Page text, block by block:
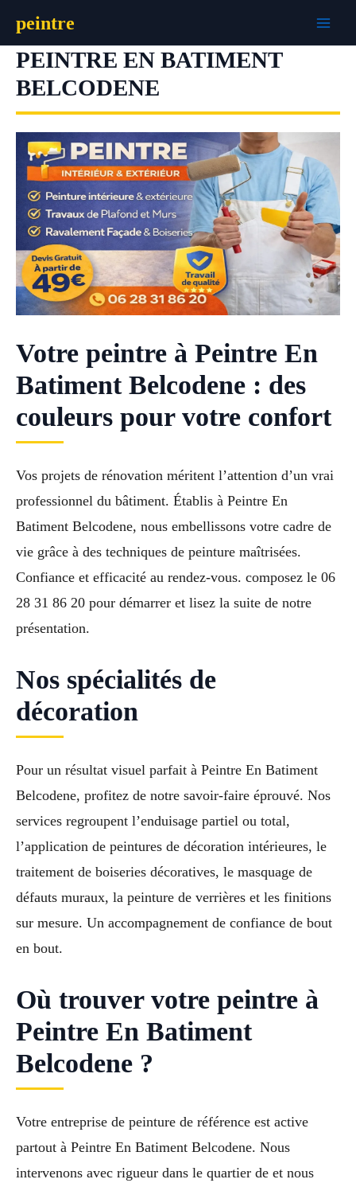
contenu
peintre
PEINTRE EN BATIMENT
BELCODENE
Votre peintre à Peintre En
Batiment Belcodene : des
couleurs pour votre confort
Vos projets de rénovation méritent l’attention d’un vrai
professionnel du bâtiment. Établis à Peintre En
Batiment Belcodene, nous embellissons votre cadre de
vie grâce à des techniques de peinture maîtrisées.
Confiance et efficacité au rendez-vous. composez le 06
28 31 86 20 pour démarrer et lisez la suite de notre
présentation.
Nos spécialités de
décoration
Pour un résultat visuel parfait à Peintre En Batiment
Belcodene, profitez de notre savoir-faire éprouvé. Nos
services regroupent l’enduisage partiel ou total,
l’application de peintures de décoration intérieures, le
traitement de boiseries décoratives, le masquage de
défauts muraux, la peinture de verrières et les finitions
sur mesure. Un accompagnement de confiance de bout
en bout.
Où trouver votre peintre à
Peintre En Batiment
Belcodene ?
Votre entreprise de peinture de référence est active
partout à Peintre En Batiment Belcodene. Nous
intervenons avec rigueur dans le quartier de et nous